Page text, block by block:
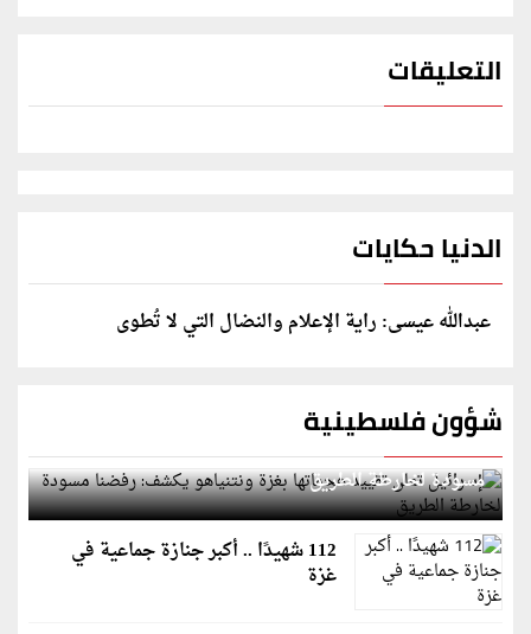
التعليقات
الدنيا حكايات
عبدالله عيسى: راية الإعلام والنضال التي لا تُطوى
شؤون فلسطينية
إسرائيل تعلن تقييد هجماتها بغزة ونتنياهو يكشف: رفضنا
مسودة لخارطة الطريق
112 شهيدًا .. أكبر جنازة جماعية في
غزة